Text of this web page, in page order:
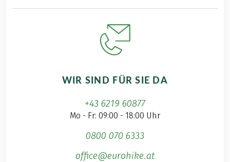
WIR SIND FÜR SIE DA
+43 6219 60877
Mo - Fr: 09:00 - 18:00 Uhr
0800 070 6333
office@eurohike.at